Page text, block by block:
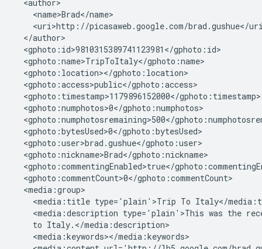
  <author>
    <name>Brad</name>
<uri>http://picasaweb.google.com/brad.gushue</
  </author>
  <gphoto:id>9810315389741123981</gphoto:id>
  <gphoto:name>TripToItaly</gphoto:name>
  <gphoto:location></gphoto:location>
  <gphoto:access>public</gphoto:access>
  <gphoto:timestamp>1179896152000</gphoto:timestamp>
  <gphoto:numphotos>0</gphoto:numphotos>
<gphoto:numphotosremaining>500</
  <gphoto:bytesUsed>0</gphoto:bytesUsed>
  <gphoto:user>brad.gushue</gphoto:user>
  <gphoto:nickname>Brad</gphoto:nickname>
<gphoto:commentingEnabled>true</
  <gphoto:commentCount>0</gphoto:commentCount>
  <media:group>
<media:title type='plain'>Trip To Italy</
<media:description type='plain'>This was the
    to Italy.</media:description>
    <media:keywords></media:keywords>